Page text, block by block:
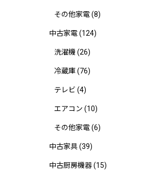
その他家電(8)
中古家電(124)
洗濯機 (26)
冷蔵庫(76)
テレビ (4)
エアコン (10)
その他家電(6)
中古家具(39)
中古厨房機器(15)